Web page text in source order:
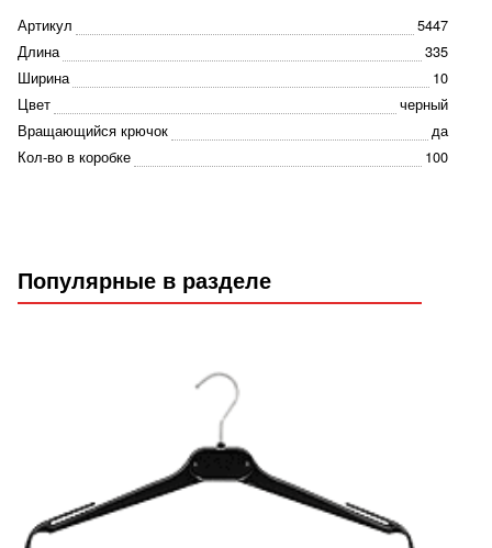
Артикул
5447
Длина
335
Ширина
10
Цвет
черный
Вращающийся крючок
да
Кол-во в коробке
100
Популярные в разделе